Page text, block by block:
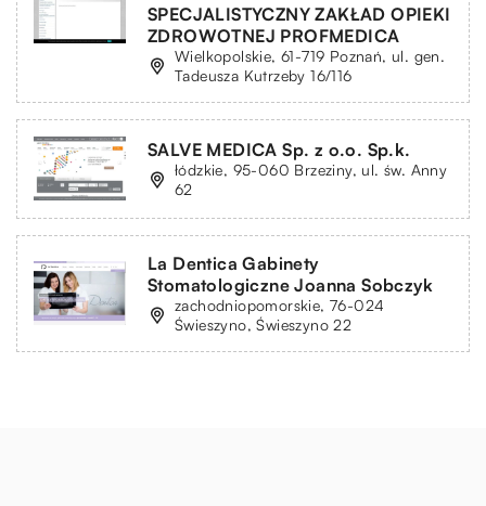
SPECJALISTYCZNY ZAKŁAD OPIEKI
ZDROWOTNEJ PROFMEDICA
Wielkopolskie, 61-719 Poznań, ul. gen.
Tadeusza Kutrzeby 16/116
SALVE MEDICA Sp. z o.o. Sp.k.
łódzkie, 95-060 Brzeziny, ul. św. Anny
62
La Dentica Gabinety
Stomatologiczne Joanna Sobczyk
zachodniopomorskie, 76-024
Świeszyno, Świeszyno 22